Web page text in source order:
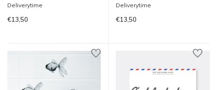
Deliverytime
€13,50
Deliverytime
€13,50